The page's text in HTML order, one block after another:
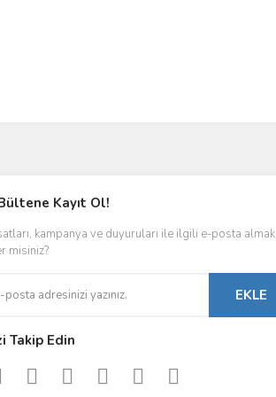
Kayıt Ol!
kampanya ve duyuruları ile ilgili e-posta almak
misiniz?
EKLE
Takip Edin